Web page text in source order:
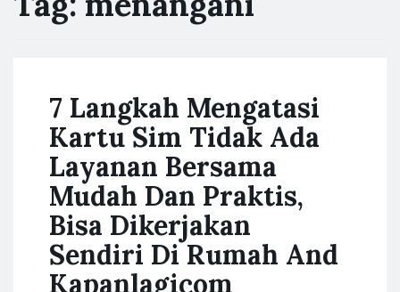
7 Langkah Mengatasi
Kartu Sim Tidak Ada
Layanan Bersama
Mudah Dan Praktis,
Bisa Dikerjakan
Sendiri Di Rumah And
Kapanlagicom